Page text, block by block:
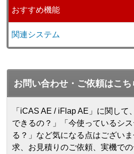
おすすめ機能
関連システム
お問い合わせ・ご依頼はこち
「iCAS AE / iFlap AE」に関して
できるの？」「今使っているシ
る？」など気になる点はござい
求、お見積りのご依頼、実機で